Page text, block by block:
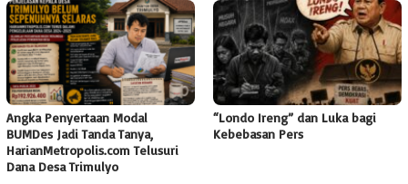
Angka Penyertaan Modal
BUMDes Jadi Tanda Tanya,
HarianMetropolis.com Telusuri
Dana Desa Trimulyo
“Londo Ireng” dan Luka bagi
Kebebasan Pers